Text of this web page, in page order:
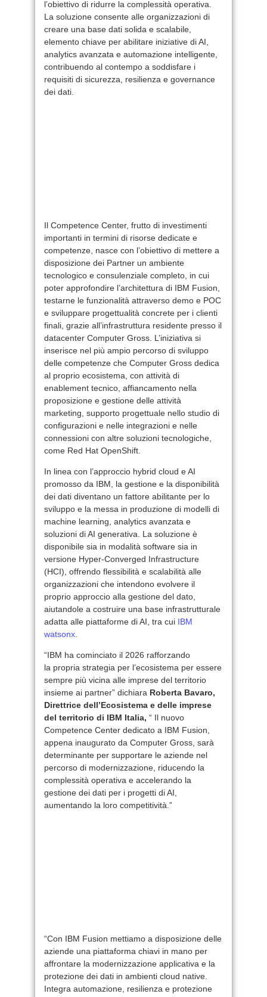
l’obiettivo di ridurre la complessità operativa.
La soluzione consente alle organizzazioni di
creare una base dati solida e scalabile,
elemento chiave per abilitare iniziative di AI,
analytics avanzata e automazione intelligente,
contribuendo al contempo a soddisfare i
requisiti di sicurezza, resilienza e governance
dei dati.
Il Competence Center, frutto di investimenti
importanti in termini di risorse dedicate e
competenze, nasce con l’obiettivo di mettere a
disposizione dei Partner un ambiente
tecnologico e consulenziale completo, in cui
poter approfondire l’architettura di IBM Fusion,
testarne le funzionalità attraverso demo e POC
e sviluppare progettualità concrete per i clienti
finali, grazie all’infrastruttura residente presso il
datacenter Computer Gross. L’iniziativa si
inserisce nel più ampio percorso di sviluppo
delle competenze che Computer Gross dedica
al proprio ecosistema, con attività di
enablement tecnico, affiancamento nella
proposizione e gestione delle attività
marketing, supporto progettuale nello studio di
configurazioni e nelle integrazioni e nelle
connessioni con altre soluzioni tecnologiche,
come Red Hat OpenShift.
In linea con l’approccio hybrid cloud e AI
promosso da IBM, la gestione e la disponibilità
dei dati diventano un fattore abilitante per lo
sviluppo e la messa in produzione di modelli di
machine learning, analytics avanzata e
soluzioni di AI generativa. La soluzione è
disponibile sia in modalità software sia in
versione Hyper-Converged Infrastructure
(HCI), offrendo flessibilità e scalabilità alle
organizzazioni che intendono evolvere il
proprio approccio alla gestione del dato,
aiutandole a costruire una base infrastrutturale
adatta alle piattaforme di AI, tra cui IBM
watsonx
“IBM ha cominciato il 2026 rafforzando
la propria strategia per l’ecosistema per essere
sempre più vicina alle imprese del territorio
insieme ai partner” dichiara Roberta Bavaro,
Direttrice dell’Ecosistema e delle imprese
del territorio di IBM Italia, “ Il nuovo
Competence Center dedicato a IBM Fusion,
appena inaugurato da Computer Gross, sarà
determinante per supportare le aziende nel
percorso di modernizzazione, riducendo la
complessità operativa e accelerando la
gestione dei dati per i progetti di AI,
aumentando la loro competitività.”
“Con IBM Fusion mettiamo a disposizione delle
aziende una piattaforma chiavi in mano per
affrontare la modernizzazione applicativa e la
protezione dei dati in ambienti cloud native.
Integra automazione, resilienza e protezione